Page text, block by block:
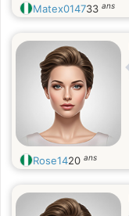
Matex014733 ans
Rose1420 ans